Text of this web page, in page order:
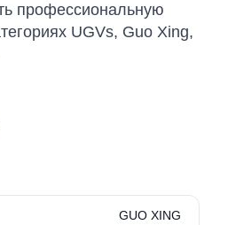
профессиональную
UGVs, Guo Xing,
GUO XING